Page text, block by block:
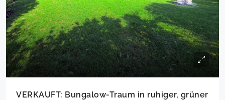
VERKAUFT: Bungalow-Traum in ruhiger, grüner